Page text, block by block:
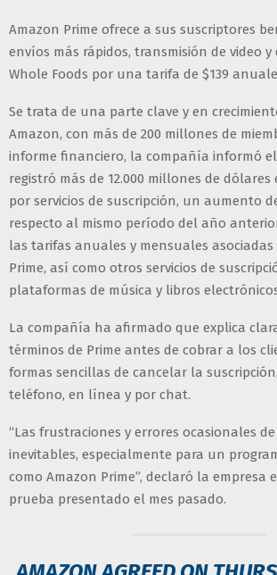
Amazon Prime ofrece a sus suscriptores
envíos más rápidos, transmisión de video y
Whole Foods por una tarifa de $139
Se trata de una parte clave y en
Amazon, con más de 200 millones de
informe financiero, la compañía informó
registró más de 12.000 millones de dólares
por servicios de suscripción, un aumento
respecto al mismo período del año
las tarifas anuales y mensuales
Prime, así como otros servicios de
plataformas de música y libros
La compañía ha afirmado que explica
términos de Prime antes de cobrar a los
formas sencillas de cancelar la
teléfono, en línea y por chat.
“Las frustraciones y errores ocasionales
inevitables, especialmente para un
como Amazon Prime”, declaró la empresa
prueba presentado el mes pasado.